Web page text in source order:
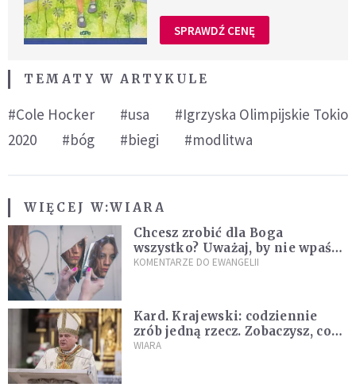
SPRAWDŹ CENĘ
TEMATY W ARTYKULE
#Cole Hocker #usa
#Igrzyska Olimpijskie Tokio
2020
#bóg #biegi #modlitwa
WIĘCEJ W:WIARA
Chcesz zrobić dla Boga
wszystko? Uważaj, by nie wpaść
w groźną pułapkę
KOMENTARZE DO EWANGELII
Kard. Krajewski: codziennie
zrób jedną rzecz. Zobaczysz, co
stanie się z twoim życiem
WIARA